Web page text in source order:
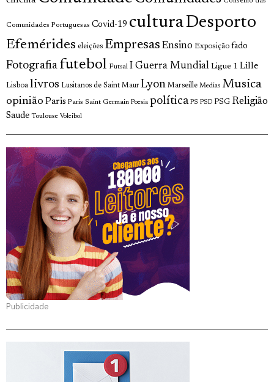
Comunidades Portuguesas Covid-19 culturaDesporto
Efemérides eleições Empresas Ensino Exposição fado
Fotografia futebol Futsal I Guerra Mundial Ligue 1 Lille
Lisboa livros Lusitanos de Saint Maur Lyon Marseille Medias Musica
opinião Paris Paris Saint Germain Poesia política PS PSD PSG Religião
Saude Toulouse Voleibol
Publicidade